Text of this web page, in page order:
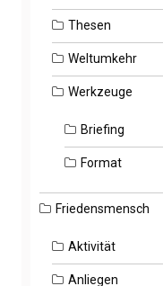
Thesen
Weltumkehr
Werkzeuge
Briefing
Format
Friedensmensch
Aktivität
Anliegen